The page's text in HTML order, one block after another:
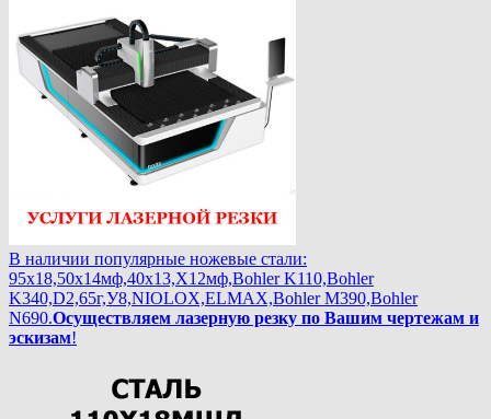
В наличии популярные ножевые стали:
95х18,50х14мф,40х13,Х12мф,Bohler K110,Bohler
K340,D2,65г,У8,NIOLOX,ELMAX,Bohler М390,Bohler
N690.Осуществляем лазерную резку по Вашим чертежам и
эскизам!